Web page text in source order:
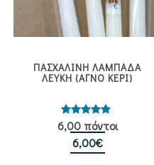
ΠΑΣΧΑΛΙΝΗ ΛΑΜΠΑΔΑ
ΛΕΥΚΗ (ΑΓΝΟ ΚΕΡΙ)
Βαθμολογήθηκε
με5.00
από 5
6,00 πόντοι
6,00€